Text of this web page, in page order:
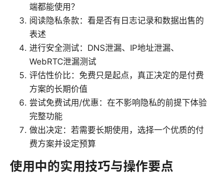
端都能使用？
阅读隐私条款：看是否有日志记录和数据出售的
表述
进行安全测试：DNS泄漏、IP地址泄漏、
WebRTC泄漏测试
评估性价比：免费只是起点，真正决定的是付费
方案的长期价值
尝试免费试用/优惠：在不影响隐私的前提下体验
完整功能
做出决定：若需要长期使用，选择一个优质的付
费方案并设定预算
使用中的实用技巧与操作要点